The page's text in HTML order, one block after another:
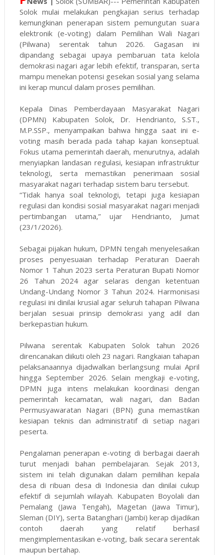
Solok mulai melakukan pengkajian serius terhadap
kemungkinan penerapan sistem pemungutan suara
elektronik (e-voting) dalam Pemilihan Wali Nagari
(Pilwana) serentak tahun 2026. Gagasan ini
dipandang sebagai upaya pembaruan tata kelola
demokrasi nagari agar lebih efektif, transparan, serta
mampu menekan potensi gesekan sosial yang selama
ini kerap muncul dalam proses pemilihan.
Kepala Dinas Pemberdayaan Masyarakat Nagari
(DPMN) Kabupaten Solok, Dr. Hendrianto, S.ST.,
M.P.SSP., menyampaikan bahwa hingga saat ini e-
voting masih berada pada tahap kajian konseptual.
Fokus utama pemerintah daerah, menurutnya, adalah
menyiapkan landasan regulasi, kesiapan infrastruktur
teknologi, serta memastikan penerimaan sosial
masyarakat nagari terhadap sistem baru tersebut.
“Tidak hanya soal teknologi, tetapi juga kesiapan
regulasi dan kondisi sosial masyarakat nagari menjadi
pertimbangan utama,” ujar Hendrianto, Jumat
(23/1/2026).
Sebagai pijakan hukum, DPMN tengah menyelesaikan
proses penyesuaian terhadap Peraturan Daerah
Nomor 1 Tahun 2023 serta Peraturan Bupati Nomor
26 Tahun 2024 agar selaras dengan ketentuan
Undang-Undang Nomor 3 Tahun 2024. Harmonisasi
regulasi ini dinilai krusial agar seluruh tahapan Pilwana
berjalan sesuai prinsip demokrasi yang adil dan
berkepastian hukum.
Pilwana serentak Kabupaten Solok tahun 2026
direncanakan diikuti oleh 23 nagari. Rangkaian tahapan
pelaksanaannya dijadwalkan berlangsung mulai April
hingga September 2026. Selain mengkaji e-voting,
DPMN juga intens melakukan koordinasi dengan
pemerintah kecamatan, wali nagari, dan Badan
Permusyawaratan Nagari (BPN) guna memastikan
kesiapan teknis dan administratif di setiap nagari
peserta.
Pengalaman penerapan e-voting di berbagai daerah
turut menjadi bahan pembelajaran. Sejak 2013,
sistem ini telah digunakan dalam pemilihan kepala
desa di ribuan desa di Indonesia dan dinilai cukup
efektif di sejumlah wilayah. Kabupaten Boyolali dan
Pemalang (Jawa Tengah), Magetan (Jawa Timur),
Sleman (DIY), serta Batanghari (Jambi) kerap dijadikan
contoh daerah yang relatif berhasil
mengimplementasikan e-voting, baik secara serentak
maupun bertahap.